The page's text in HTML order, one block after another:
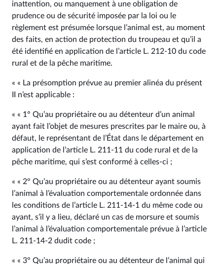
inattention, ou manquement à une obligation de
prudence ou de sécurité imposée par la loi ou le
règlement est présumée lorsque l’animal est, au moment
des faits, en action de protection du troupeau et qu’il a
été identifié en application de l’article L. 212‑10 du code
rural et de la pêche maritime.
« « La présomption prévue au premier alinéa du présent
II n’est applicable :
« « 1° Qu’au propriétaire ou au détenteur d’un animal
ayant fait l’objet de mesures prescrites par le maire ou, à
défaut, le représentant de l’État dans le département en
application de l’article L. 211‑11 du code rural et de la
pêche maritime, qui s’est conformé à celles-ci ;
« « 2° Qu’au propriétaire ou au détenteur ayant soumis
l’animal à l’évaluation comportementale ordonnée dans
les conditions de l’article L. 211‑14‑1 du même code ou
ayant, s’il y a lieu, déclaré un cas de morsure et soumis
l’animal à l’évaluation comportementale prévue à l’article
L. 211‑14‑2 dudit code ;
« « 3° Qu’au propriétaire ou au détenteur de l’animal qui